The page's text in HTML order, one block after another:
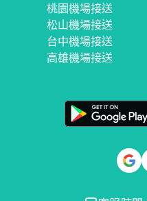
桃園機場接送
松山機場接送
台中機場接送
高雄機場接送